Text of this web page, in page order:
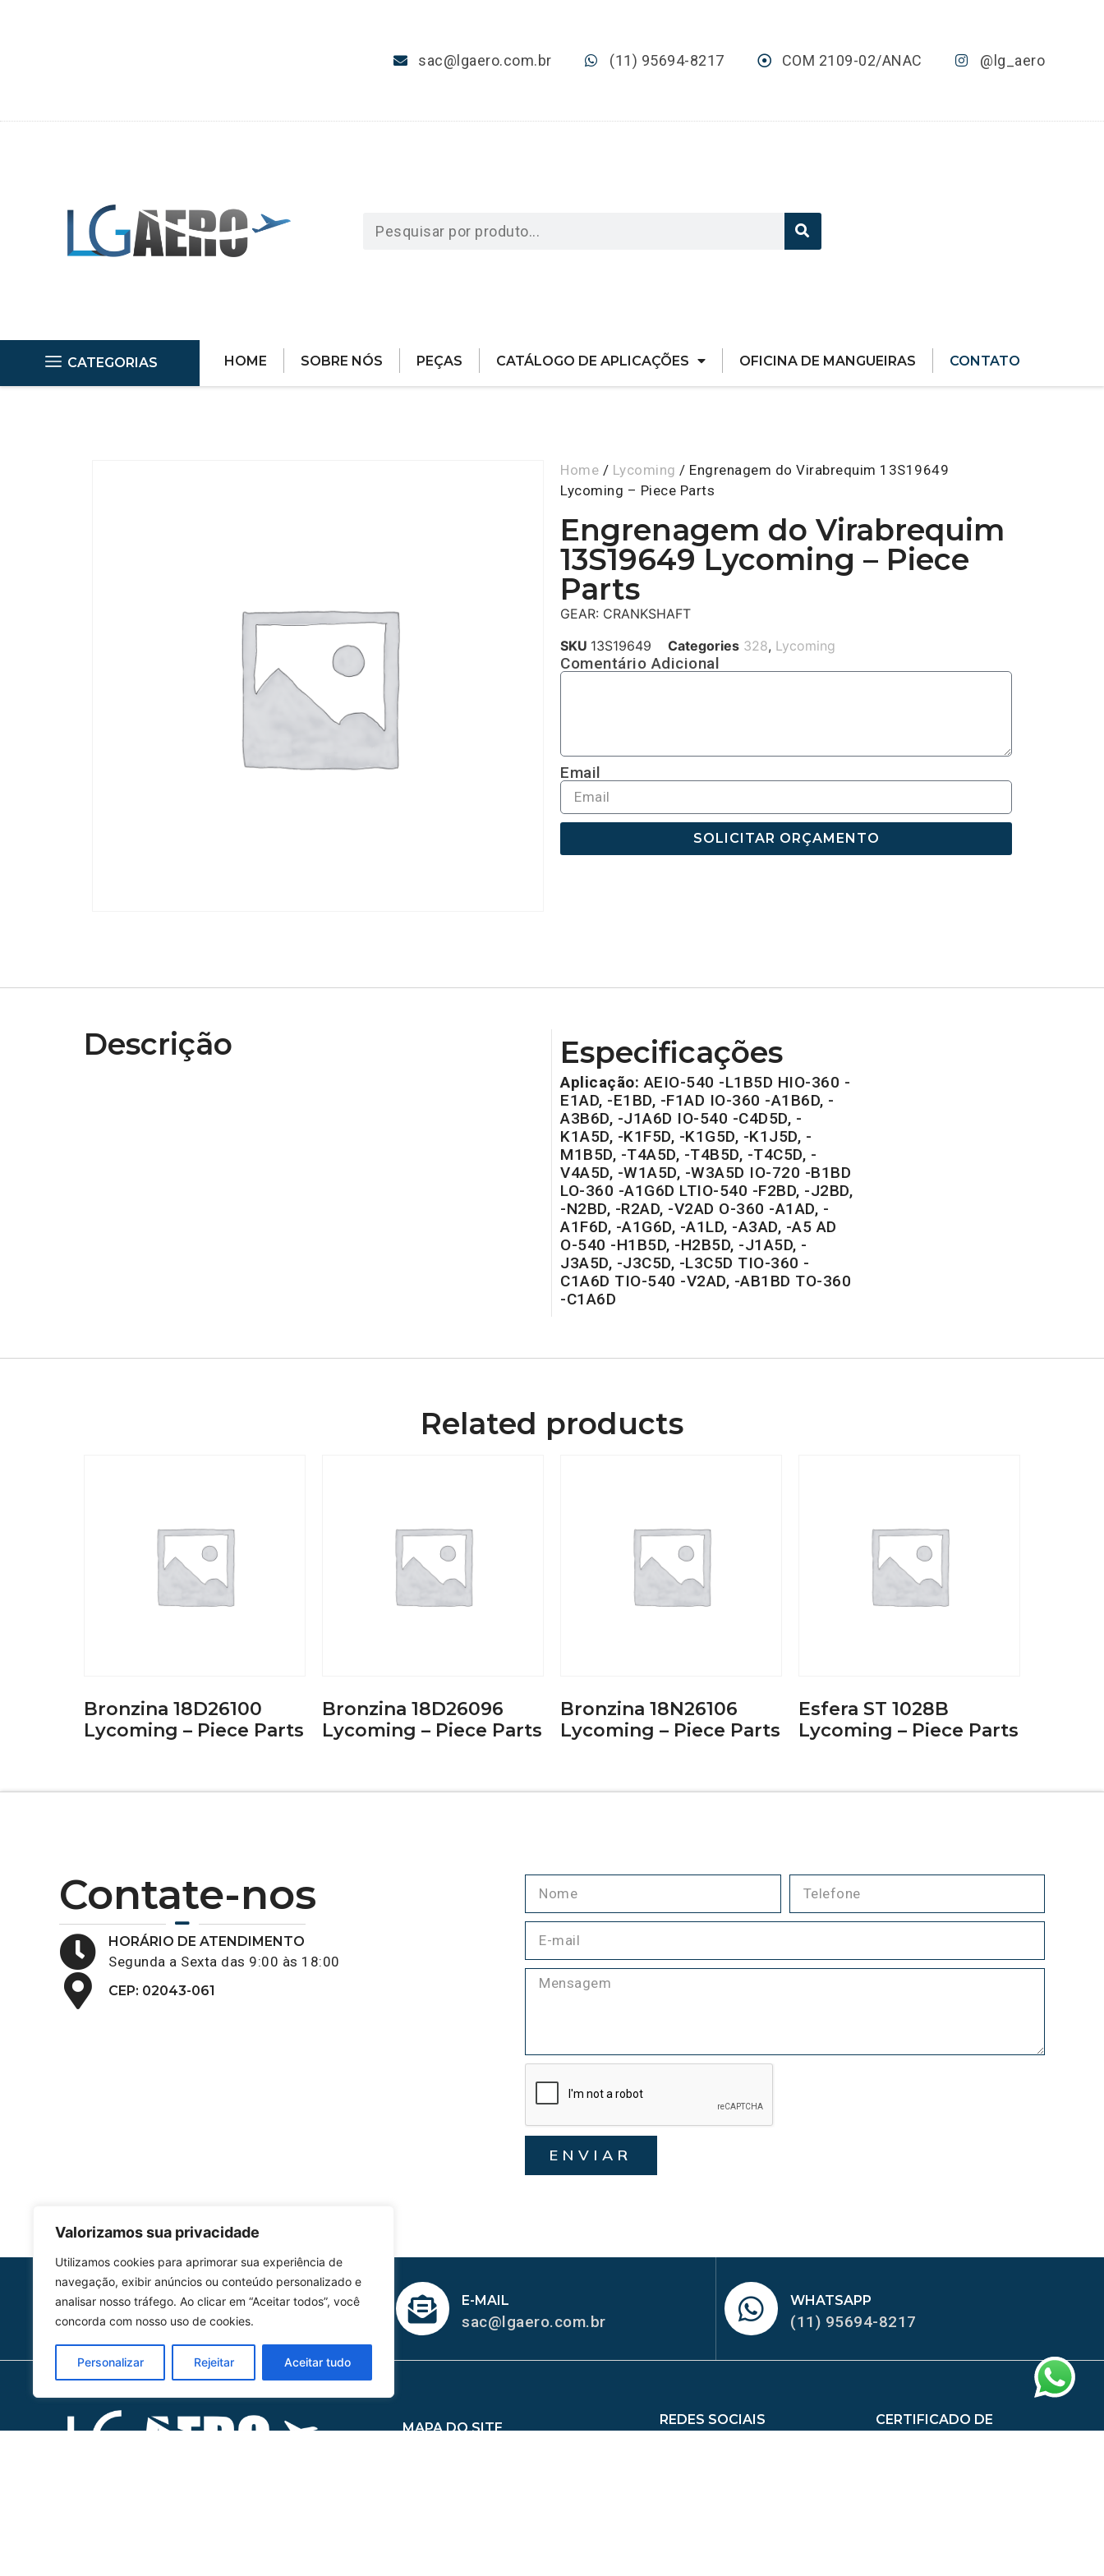
Valorizamos sua privacidade
Utilizamos cookies para aprimorar sua experiência de
navegação, exibir anúncios ou conteúdo personalizado e
analisar nosso tráfego. Ao clicar em “Aceitar todos”, você
concorda com nosso uso de cookies.
Personalizar Rejeitar Aceitar tudo
sac@lgaero.com.br (11) 95694-8217 COM 2109-02/ANAC @lg_aero
CATEGORIAS HOME SOBRE NÓS PEÇAS CATÁLOGO DE APLICAÇÕES OFICINA DE MANGUEIRAS CONTATO
Home / Lycoming / Engrenagem do Virabrequim 13S19649
Lycoming – Piece Parts
Engrenagem do Virabrequim
13S19649 Lycoming – Piece
Parts
GEAR: CRANKSHAFT
SKU 13S19649 Categories 328, Lycoming
Comentário Adicional
Email
SOLICITAR ORÇAMENTO
Descrição Especificações
Aplicação:AEIO-540 -L1B5D HIO-360 -
E1AD, -E1BD, -F1AD IO-360 -A1B6D, -
A3B6D, -J1A6D IO-540 -C4D5D, -
K1A5D, -K1F5D, -K1G5D, -K1J5D, -
M1B5D, -T4A5D, -T4B5D, -T4C5D, -
V4A5D, -W1A5D, -W3A5D IO-720 -B1BD
LO-360 -A1G6D LTIO-540 -F2BD, -J2BD,
-N2BD, -R2AD, -V2AD O-360 -A1AD, -
A1F6D, -A1G6D, -A1LD, -A3AD, -A5 AD
O-540 -H1B5D, -H2B5D, -J1A5D, -
J3A5D, -J3C5D, -L3C5D TIO-360 -
C1A6D TIO-540 -V2AD, -AB1BD TO-360
-C1A6D
Related products
Bronzina 18D26100
Lycoming – Piece Parts
Bronzina 18D26096
Lycoming – Piece Parts
Bronzina 18N26106
Lycoming – Piece Parts
Esfera ST 1028B
Lycoming – Piece Parts
Contate-nos
HORÁRIO DE ATENDIMENTO
Segunda a Sexta das 9:00 às 18:00
CEP: 02043-061
ENVIAR
HOMOLGAÇÃO
COM 2109-02/ANAC
E-MAIL
sac@lgaero.com.br
WHATSAPP
(11) 95694-8217
MAPA DO SITE
REDES SOCIAIS
CERTIFICADO DE